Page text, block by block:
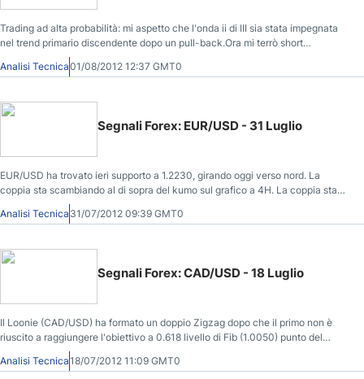
Trading ad alta probabilità: mi aspetto che l'onda ii di III sia stata impegnata
nel trend primario discendente dopo un pull-back.Ora mi terrò short
sull'Euro/Dollaro e deciderò la prossima mossa una volta che incontriamo il
livello di 1.21750.
Analisi Tecnica01/08/2012 12:37 GMT0
Segnali Forex: EUR/USD - 31 Luglio
EUR/USD ha trovato ieri supporto a 1.2230, girando oggi verso nord. La
coppia sta scambiando al di sopra del kumo sul grafico a 4H. La coppia sta
anche scambiando sopra le linee di Tenkan sen e Kijun sen.
Analisi Tecnica 31/07/2012 09:39 GMT0
Segnali Forex: CAD/USD - 18 Luglio
Il Loonie (CAD/USD) ha formato un doppio Zigzag dopo che il primo non è
riuscito a raggiungere l'obiettivo a 0.618 livello di Fib (1.0050) punto del
prezzo dell'onda (I). Ottieni qui i Segnali operativi Forex gratuiti delle
principali coppie valutarie.
Analisi Tecnica18/07/2012 11:09 GMT0